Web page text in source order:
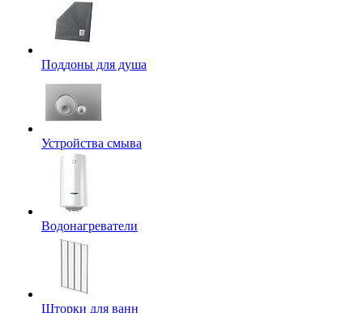
Поддоны для душа
Устройства смыва
Водонагреватели
Шторки для ванн